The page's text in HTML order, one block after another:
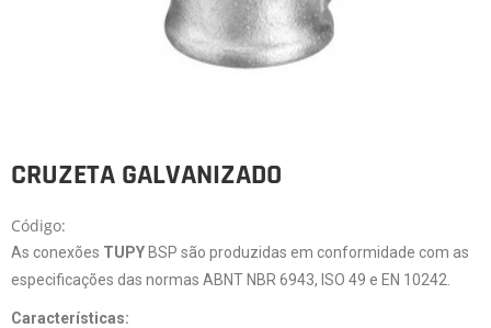
CRUZETA GALVANIZADO
Código:
As conexões TUPY BSP são produzidas em conformidade com as
especificações das normas ABNT NBR 6943, ISO 49 e EN 10242.
Características: